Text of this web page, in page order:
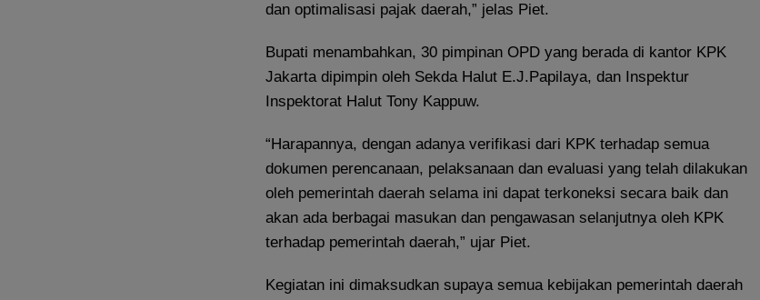
dan optimalisasi pajak daerah,” jelas Piet.
Bupati menambahkan, 30 pimpinan OPD yang berada di kantor KPK
Jakarta dipimpin oleh Sekda Halut E.J.Papilaya, dan Inspektur
Inspektorat Halut Tony Kappuw.
“Harapannya, dengan adanya verifikasi dari KPK terhadap semua
dokumen perencanaan, pelaksanaan dan evaluasi yang telah dilakukan
oleh pemerintah daerah selama ini dapat terkoneksi secara baik dan
akan ada berbagai masukan dan pengawasan selanjutnya oleh KPK
terhadap pemerintah daerah,” ujar Piet.
Kegiatan ini dimaksudkan supaya semua kebijakan pemerintah daerah